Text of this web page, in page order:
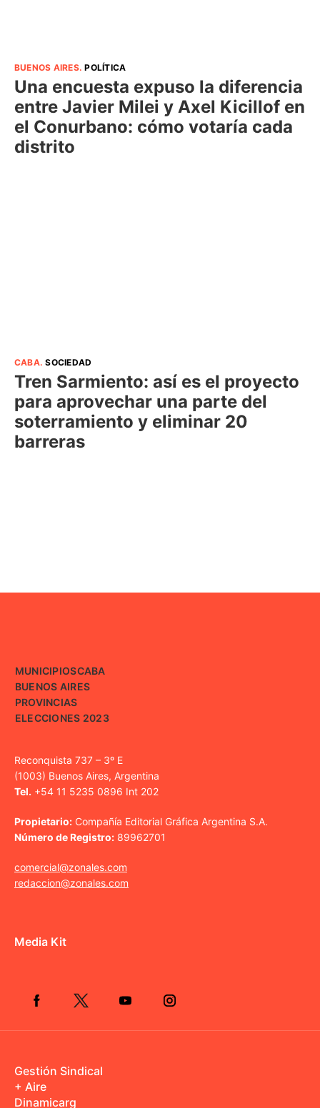
BUENOS AIRES.POLÍTICA
Una encuesta expuso la diferencia
entre Javier Milei y Axel Kicillof en
el Conurbano: cómo votaría cada
distrito
CABA.SOCIEDAD
Tren Sarmiento: así es el proyecto
para aprovechar una parte del
soterramiento y eliminar 20
barreras
MUNICIPIOSCABA
BUENOS AIRES
PROVINCIAS
ELECCIONES 2023
Reconquista 737 – 3º E
(1003) Buenos Aires, Argentina
Tel. +54 11 5235 0896 Int 202
Propietario: Compañía Editorial Gráfica Argentina S.A.
Número de Registro: 89962701
comercial@zonales.com
redaccion@zonales.com
Media Kit
Gestión Sindical
+ Aire
Dinamicarg